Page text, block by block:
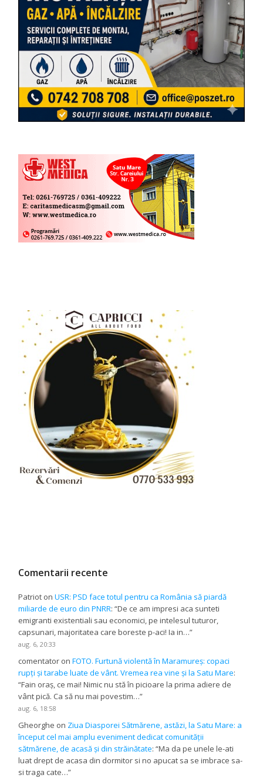
Comentarii recente
Patriot onUSR: PSD face totul pentru ca România să piardă
miliarde de euro din PNRR: “De ce am impresi aca sunteti
emigranti existentiali sau economici, pe intelesul tuturor,
capsunari, majoritatea care boreste p-aci! Ia in…”
aug. 6, 20:33
comentator onFOTO. Furtună violentă în Maramureș: copaci
rupți și tarabe luate de vânt. Vremea rea vine și la Satu Mare:
“Fain oraș, ce mai! Nimic nu stă în picioare la prima adiere de
vânt pică. Ca să nu mai povestim…”
aug. 6, 18:58
Gheorghe on Ziua Diasporei Sătmărene, astăzi, la Satu Mare: a
început cel mai amplu eveniment dedicat comunității
sătmărene, de acasă și din străinătate: “Ma da pe unele le-ati
luat drept de acasa din dormitor si no apucat sa se imbrace sa-
si traga cate…”